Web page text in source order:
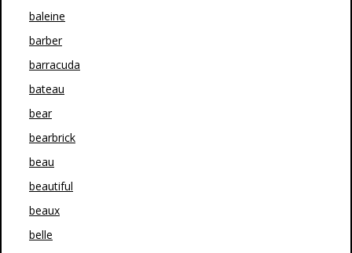
baleine
barber
barracuda
bateau
bear
bearbrick
beau
beautiful
beaux
belle